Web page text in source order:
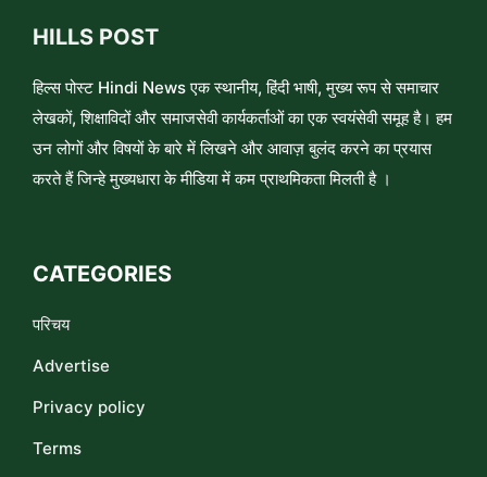
HILLS POST
हिल्स पोस्ट Hindi News एक स्थानीय, हिंदी भाषी, मुख्य रूप से समाचार
लेखकों, शिक्षाविदों और समाजसेवी कार्यकर्ताओं का एक स्वयंसेवी समूह है। हम
उन लोगों और विषयों के बारे में लिखने और आवाज़ बुलंद करने का प्रयास
करते हैं जिन्हे मुख्यधारा के मीडिया में कम प्राथमिकता मिलती है ।
CATEGORIES
परिचय
Advertise
Privacy policy
Terms